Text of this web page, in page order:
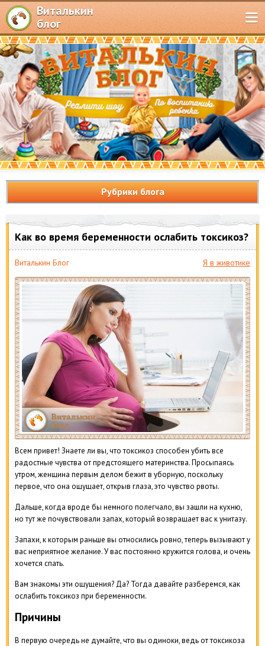
Виталькин
блог
Рубрики блога
Как во время беременности ослабить токсикоз?
Виталькин Блог Я в животике
Всем привет! Знаете ли вы, что токсикоз способен убить все
радостные чувства от предстоящего материнства. Просыпаясь
утром, женщина первым делом бежит в уборную, поскольку
первое, что она ощущает, открыв глаза, это чувство рвоты.
Дальше, когда вроде бы немного полегчало, вы зашли на кухню,
но тут же почувствовали запах, который возвращает вас к унитазу.
Запахи, к которым раньше вы относились ровно, теперь вызывают у
вас неприятное желание. У вас постоянно кружится голова, и очень
хочется спать.
Вам знакомы эти ощущения? Да? Тогда давайте разберемся, как
ослабить токсикоз при беременности.
Причины
В первую очередь не думайте, что вы одиноки, ведь от токсикоза